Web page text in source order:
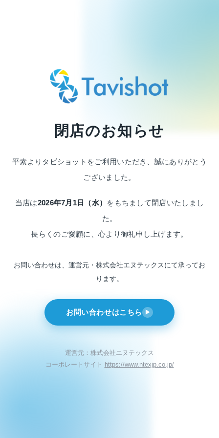
閉店のお知らせ
平素よりタビショットをご利用いただき、 誠にありがとう
ございました。
当店は2026年7月1日（水） をもちまして閉店いたしまし
た。
長らくのご愛顧に、心より御礼申し上げます。
お問い合わせは、運営元・株式会社エヌテックスにて承ってお
ります。
お問い合わせはこちら ▶
運営元：株式会社エヌテックス
コーポレートサイト https://www.ntexjp.co.jp/